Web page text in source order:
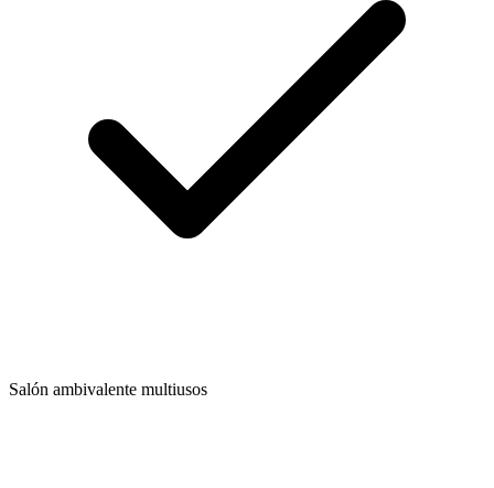
Salón ambivalente multiusos